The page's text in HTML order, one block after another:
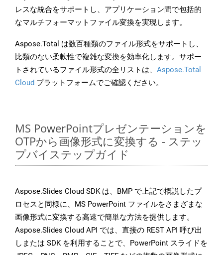
レスな統合をサポートし、アプリケーション間で包括的
なマルチフォーマットファイル変換を実現します。
Aspose.Total は数百種類のファイル形式をサポートし、
比類のない柔軟性で複雑な変換を効率化します。サポー
トされているファイル形式の全リストは、 Aspose.Total
Cloud プラットフォームでご確認ください。
MS PowerPointプレゼンテーションを
OTPから画像形式に変換する - ステッ
プバイステップガイド
Aspose.Slides Cloud SDK は、BMP で上記で概説したプ
ロセスと同様に、MS PowerPoint ファイルをさまざまな
画像形式に変換する高速で簡単な方法を提供します。
Aspose.Slides Cloud API では、直接の REST API 呼び出
しまたは SDK を利用することで、PowerPoint スライドを